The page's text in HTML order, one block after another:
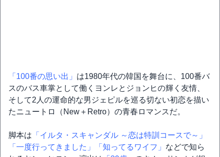
「100番の思い出」 は1980年代の韓国を舞台に、100番バ
スのバス車掌として働くヨンレとジョンヒの輝く友情、
そして2人の運命的な男ジェピルを巡る切ない初恋を描い
たニュートロ（New＋Retro）の青春ロマンスだ。
脚本は 「イルタ・スキャンダル ～恋は特訓コースで～」
「一度行ってきました」
「知ってるワイフ」 などで知ら